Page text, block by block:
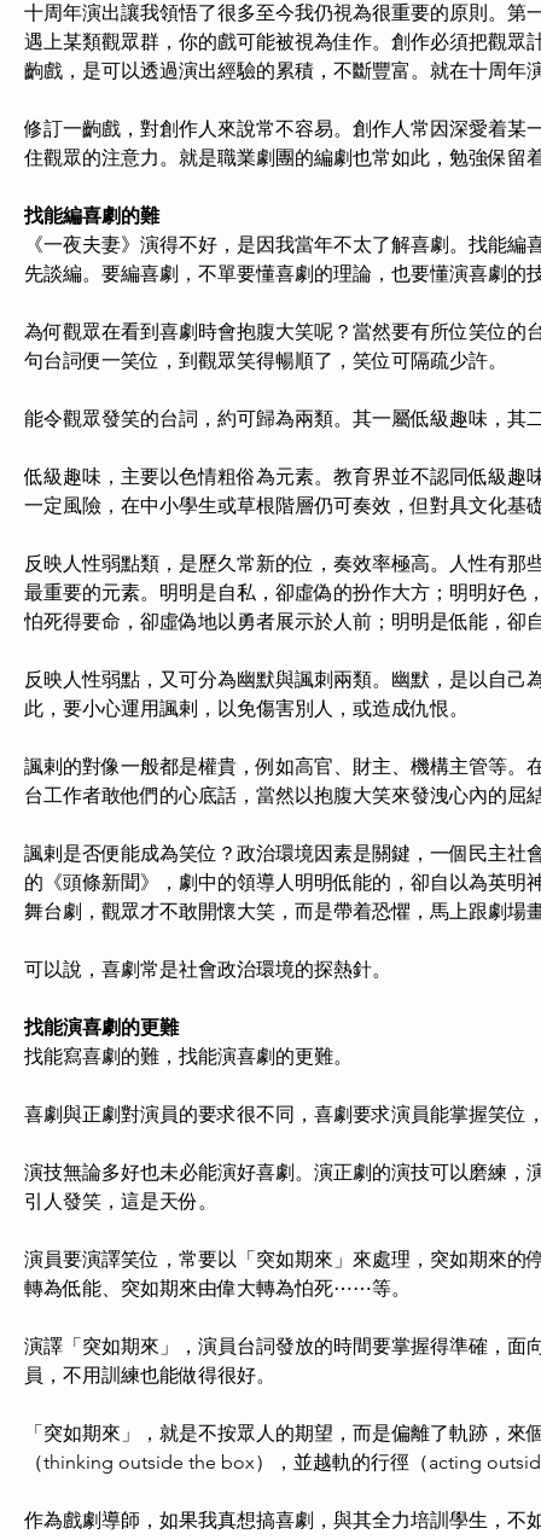
十周年演出讓我領悟了很多至今我仍視為很重要的原則。
遇上某類觀眾群，你的戲可能被視為佳作。創作必須把觀
齣戲，是可以透過演出經驗的累積，不斷豐富。就在十周
修訂一齣戲，對創作人來說常不容易。創作人常因深愛着
住觀眾的注意力。就是職業劇團的編劇也常如此，勉強保留
找能編喜劇的難
《一夜夫妻》演得不好，是因我當年不太了解喜劇。找能編
先談編。要編喜劇，不單要懂喜劇的理論，也要懂演喜劇的
為何觀眾在看到喜劇時會抱腹大笑呢？當然要有所位笑位
句台詞便一笑位，到觀眾笑得暢順了，笑位可隔疏少許。
能令觀眾發笑的台詞，約可歸為兩類。其一屬低級趣味，其
低級趣味，主要以色情粗俗為元素。教育界並不認同低級
一定風險，在中小學生或草根階層仍可奏效，但對具文化
反映人性弱點類，是歷久常新的位，奏效率極高。人性有
最重要的元素。明明是自私，卻虛偽的扮作大方；明明好
怕死得要命，卻虛偽地以勇者展示於人前；明明是低能，卻
反映人性弱點，又可分為幽默與諷刺兩類。幽默，是以自
此，要小心運用諷剌，以免傷害別人，或造成仇恨。
諷剌的對像一般都是權貴，例如高官、財主、機構主管等
台工作者敢他們的心底話，當然以抱腹大笑來發洩心內的屈
諷剌是否便能成為笑位？政治環境因素是關鍵，一個民主
的《頭條新聞》，劇中的領導人明明低能的，卻自以為英
舞台劇，觀眾才不敢開懷大笑，而是帶着恐懼，馬上跟劇場
可以說，喜劇常是社會政治環境的探熱針。
找能演喜劇的更難
找能寫喜劇的難，找能演喜劇的更難。
喜劇與正劇對演員的要求很不同，喜劇要求演員能掌握笑位
演技無論多好也未必能演好喜劇。演正劇的演技可以磨練
引人發笑，這是天份。
演員要演譯笑位，常要以「突如期來」來處理，突如期來
轉為低能、突如期來由偉大轉為怕死⋯⋯等。
演譯「突如期來」，演員台詞發放的時間要掌握得準確，
員，不用訓練也能做得很好。
「突如期來」，就是不按眾人的期望，而是偏離了軌跡，
（thinking outside the box），並越軌的行徑（acting
作為戲劇導師，如果我真想搞喜劇，與其全力培訓學生，